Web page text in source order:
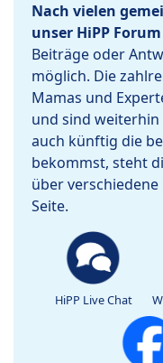
Nach vielen
unser HiPP
Beiträge oder
möglich. Die
Mamas und
und sind
auch künftig die
bekommst, steht
über
Seite.
HiPP Live Chat